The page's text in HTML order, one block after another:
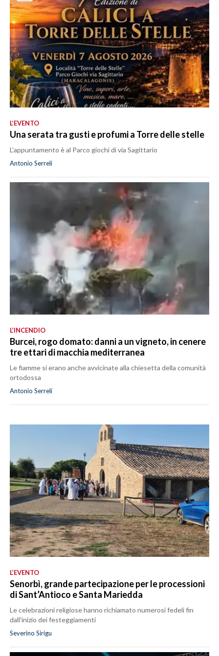
L’EVENTO
Una serata tra gusti e profumi a Torre delle stelle
L'appuntamento è al Parco giochi di via Sagittario
Antonio Serreli
L’INCENDIO
Burcei, rogo domato: danni a un vigneto, in cenere
tre ettari di macchia mediterranea
Le fiamme si erano anche avvicinate alla chiesetta della comunità
ortodossa
Antonio Serreli
L’EVENTO
Senorbì, grande partecipazione per le processioni
di Sant’Antioco e Santa Mariedda
Le celebrazioni religiose hanno richiamato numerosi fedeli fin
dall'inizio dei festeggiamenti
Severino Sirigu